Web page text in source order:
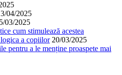
04/2025
03/2025
cum stimulează acestea
a copiilor 20/03/2025
pentru a le menține proaspete mai